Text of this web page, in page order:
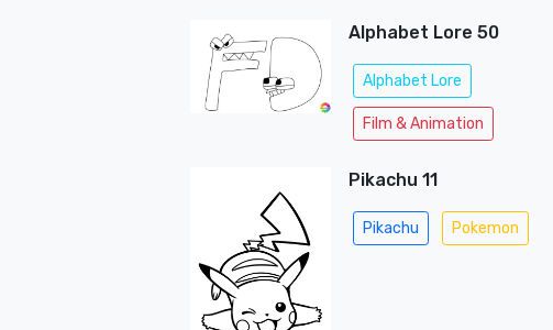
Alphabet Lore 50
Alphabet Lore
Film & Animation
Pikachu 11
Pikachu Pokemon